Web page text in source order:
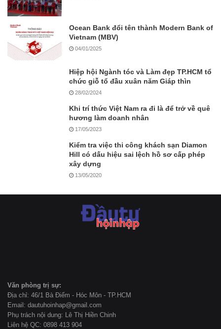
Ocean Bank đổi tên thành Modern Bank of
Vietnam (MBV)
04/01/2025
Hiệp hội Ngành tóc và Làm đẹp TP.HCM tổ
chức giỗ tổ đầu xuân năm Giáp thìn
28/02/2024
Khi trí thức Việt Nam ra đi là để trở về quê
hương làm doanh nhân
17/05/2023
Kiểm tra việc thi công khách sạn Diamon
Hill có dấu hiệu sai lệch hồ sơ cấp phép
xây dựng
13/05/2020
Văn phòng trị sự:
Địa chỉ: 46/1 Bà Điểm - Hóc Môn - TP.HCM
Email: dautuhoinhap@gmail.com
Phụ trách nội dung: Lê Thị Hiền Chinh
Liên hệ QC: 0898 413 904